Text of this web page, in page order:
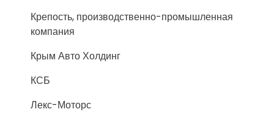
Крепость, производственно-промышленная
компания
Крым Авто Холдинг
КСБ
Лекс-Моторс